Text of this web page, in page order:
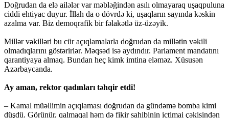
Doğrudan da elə ailələr var məbləğindən asılı olmayaraq uşaqpuluna
ciddi ehtiyac duyur. İllah da o dövrdə ki, uşaqların sayında kəskin
azalma var. Biz demoqrafik bir fəlakətlə üz-üzəyik.
Millər vəkilləri bu cür açıqlamalarla doğrudan da millətin vəkili
olmadıqlarını göstərirlər. Məqsəd isə aydındır. Parlament mandatını
qarantiyaya almaq. Bundan heç kimk imtina eləməz. Xüsusən
Azərbaycanda.
Ay aman, rektor qadınları təhqir etdi!
– Kamal müəllimin açıqlaması doğrudan da gündəmə bomba kimi
düşdü. Görünür, qalmaqal həm də fikir sahibinin ictimai çəkisindən